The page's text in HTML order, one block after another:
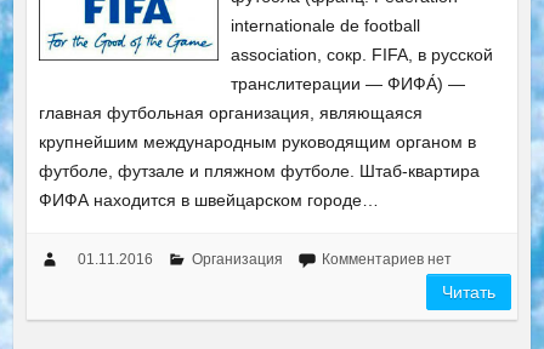
internationale de football
association, сокр. FIFA, в русской
транслитерации — ФИФА́) —
главная футбольная организация, являющаяся
крупнейшим международным руководящим органом в
футболе, футзале и пляжном футболе. Штаб-квартира
ФИФА находится в швейцарском городе…
01.11.2016 Организация Комментариев нет
Читать